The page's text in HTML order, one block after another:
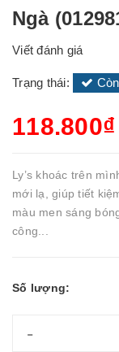
Ngà
Viết đánh giá
Trạng thái:
118.800₫
Ly’s khoác trên
mới lạ, giúp tiết
màu men sáng
công...
Số lượng:
-